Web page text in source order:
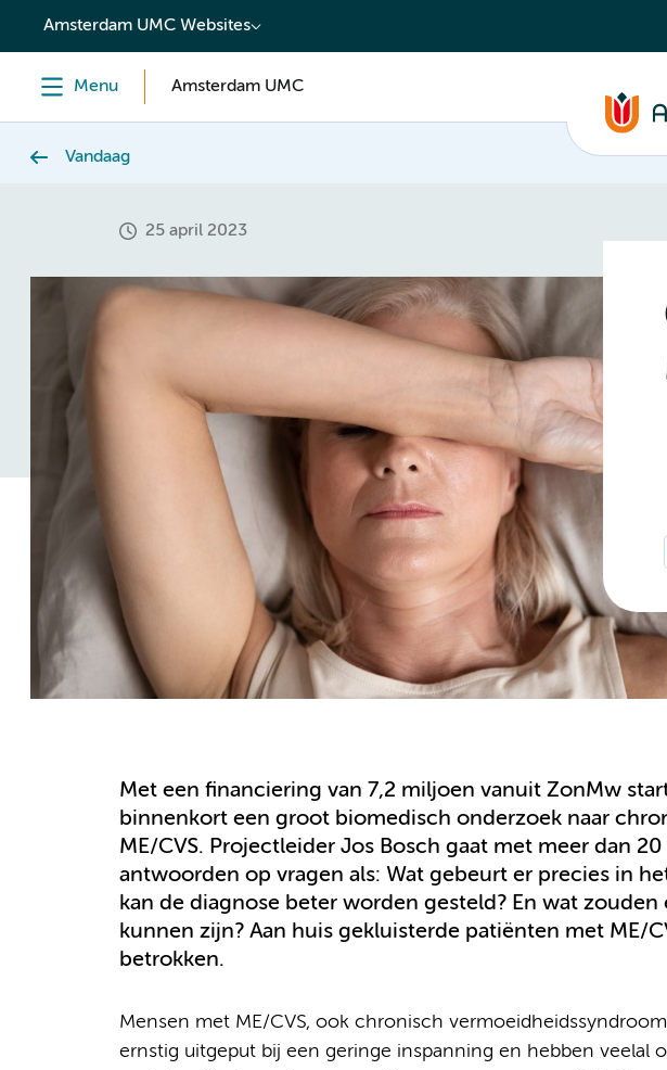
content
Amsterdam UMC Websites
Menu Amsterdam UMC
Vandaag
25 april 2023
Met een financiering van 7,2 miljoen vanuit ZonMw
binnenkort een groot biomedisch onderzoek naar
ME/CVS. Projectleider Jos Bosch gaat met meer dan
antwoorden op vragen als: Wat gebeurt er precies in
kan de diagnose beter worden gesteld? En wat
kunnen zijn? Aan huis gekluisterde patiënten met ME/
betrokken.
Mensen met ME/CVS, ook chronisch
ernstig uitgeput bij een geringe inspanning en hebben veelal